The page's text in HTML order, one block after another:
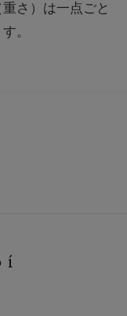
さ）は一点ごと
。